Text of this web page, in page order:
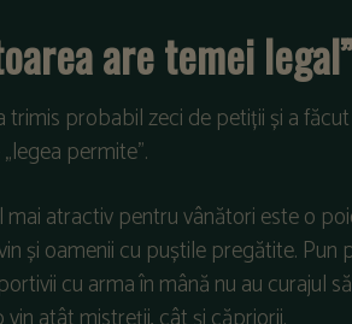
are temei legal”
trimis probabil zeci de petiții și a
permite”.
mai atractiv pentru vânători este o
și oamenii cu puștile pregătite.
cu arma în mână nu au curajul